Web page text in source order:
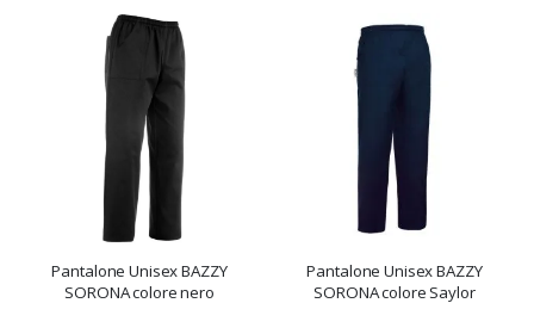
Pantalone Unisex BAZZY
SORONA colore nero
Pantalone Unisex BAZZY
SORONA colore Saylor